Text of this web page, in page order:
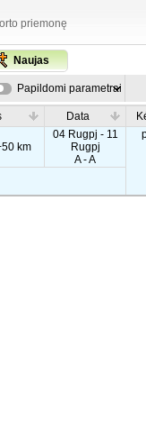
priemonę
Naujas
Papildomi parametrai
Data
km
04 Rugpj - 11
Rugpj
A - A